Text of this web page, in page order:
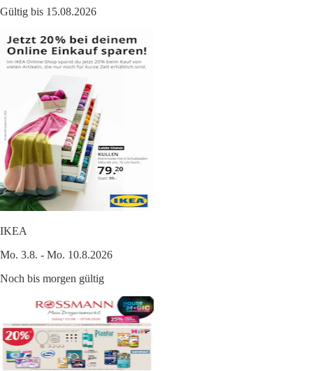
Gültig bis 15.08.2026
IKEA
Mo. 3.8. - Mo. 10.8.2026
Noch bis morgen gültig